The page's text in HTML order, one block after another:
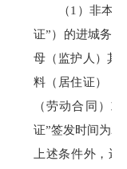
（1）非本区
证”）的进城务
母（监护人）其
料（居住证）；
（劳动合同）
证”签发时间为
上述条件外，